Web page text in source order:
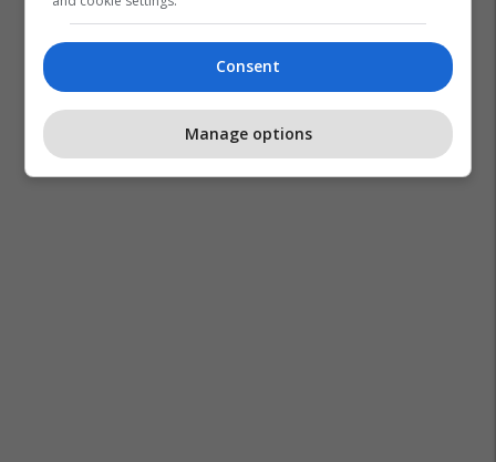
Consent
Manage options